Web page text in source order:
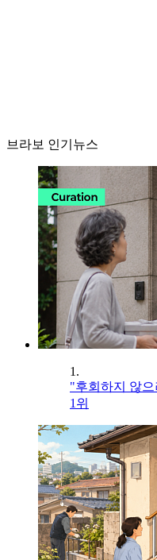
브라보 인기뉴스
1.
"후회하지 않
1위